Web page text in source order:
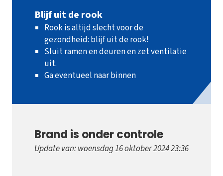
Blijf uit de rook
Rook is altijd slecht voor de
gezondheid: blijf uit de rook!
Sluit ramen en deuren en zet ventilatie
uit.
Ga eventueel naar binnen
Brand is onder controle
Update van: woensdag 16 oktober 2024 23:36